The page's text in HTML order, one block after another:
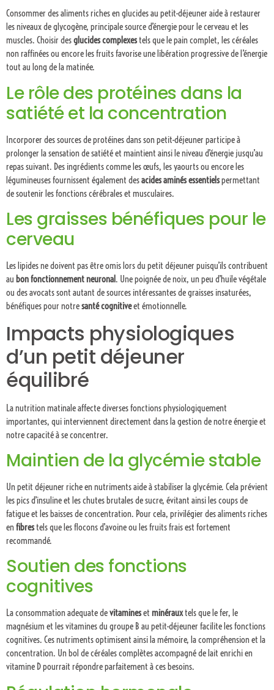
Consommer des aliments riches en glucides au petit-déjeuner aide à restaurer
les niveaux de glycogène, principale source d’énergie pour le cerveau et les
muscles. Choisir desglucides complexestels que le pain complet, les céréales
non raffinées ou encore les fruits favorise une libération progressive de l’énergie
tout au long de la matinée.
Le rôle des protéines dans la
satiété et la concentration
Incorporer des sources de protéines dans son petit-déjeuner participe à
prolonger la sensation de satiété et maintient ainsi le niveau d’énergie jusqu’au
repas suivant. Des ingrédients comme les œufs, les yaourts ou encore les
légumineuses fournissent également desacides aminés essentielspermettant
de soutenir les fonctions cérébrales et musculaires.
Les graisses bénéfiques pour le
cerveau
Les lipides ne doivent pas être omis lors du petit déjeuner puisqu’ils contribuent
au bon fonctionnement neuronal . Une poignée de noix, un peu d’huile végétale
ou des avocats sont autant de sources intéressantes de graisses insaturées,
bénéfiques pour notresanté cognitiveet émotionnelle.
Impacts physiologiques
d’un petit déjeuner
équilibré
La nutrition matinale affecte diverses fonctions physiologiquement
importantes, qui interviennent directement dans la gestion de notre énergie et
notre capacité à se concentrer.
Maintien de la glycémie stable
Un petit déjeuner riche en nutriments aide à stabiliser la glycémie. Cela prévient
les pics d’insuline et les chutes brutales de sucre, évitant ainsi les coups de
fatigue et les baisses de concentration. Pour cela, privilégier des aliments riches
en fibrestels que les flocons d’avoine ou les fruits frais est fortement
recommandé.
Soutien des fonctions
cognitives
La consommation adequate devitamineset minérauxtels que le fer, le
magnésium et les vitamines du groupe B au petit-déjeuner facilite les fonctions
cognitives. Ces nutriments optimisent ainsi la mémoire, la compréhension et la
concentration. Un bol de céréales complètes accompagné de lait enrichi en
vitamine D pourrait répondre parfaitement à ces besoins.